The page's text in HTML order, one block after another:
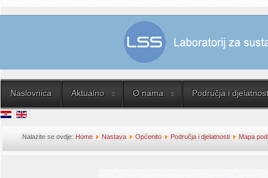
Naslovnica Aktualno O nama Područja i
Nalazite se ovdje: Home Nastava Općenito Područja i djelatnosti
Mapa